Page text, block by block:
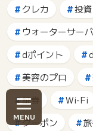
クレカ
投資
ウォーターサー
dポイント
美容のプロ
証券
Wi-Fi
クーポン